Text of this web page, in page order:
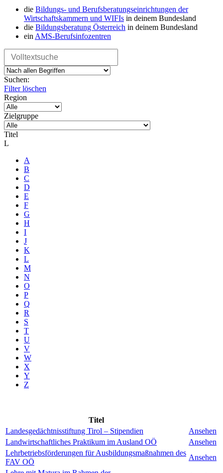
die Bildungs- und Berufsberatungseinrichtungen der
Wirtschaftskammern und WIFIs in deinem Bundesland
die Bildungsberatung Österreich in deinem Bundesland
ein AMS-Berufsinfozentren
Suchen:
Filter löschen
Region
Zielgruppe
Titel
L
A
B
C
D
E
F
G
H
I
J
K
L
M
N
O
P
Q
R
S
T
U
V
W
X
Y
Z
Titel
Landesgedächtnisstiftung Tirol – Stipendien
Ansehen
Landwirtschaftliches Praktikum im Ausland OÖ
Ansehen
Lehrbetriebsförderungen für Ausbildungsmaßnahmen des
FAV OÖ
Ansehen